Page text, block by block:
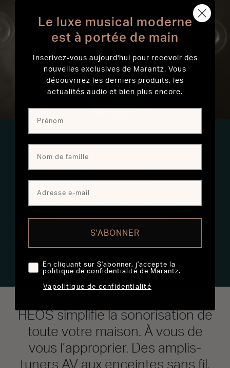
Entendez le moindre détail, ressentez
Grâce à la prise en charge de l’audio haute résolution,
HEOS simplifie la sonorisation de
toute votre maison. À vous de
vous l’approprier. Des amplis-
tuners AV aux enceintes sans fil,
Le luxe musical moderne
est à portée de main
Inscrivez-vous aujourd'hui pour recevoir des
nouvelles exclusives de Marantz. Vous
découvrirez les derniers produits, les
actualités audio et bien plus encore.
S'ABONNER
En cliquant sur S'abonner, j'accepte la
politique de confidentialité de Marantz.
Vapolitique de confidentialité